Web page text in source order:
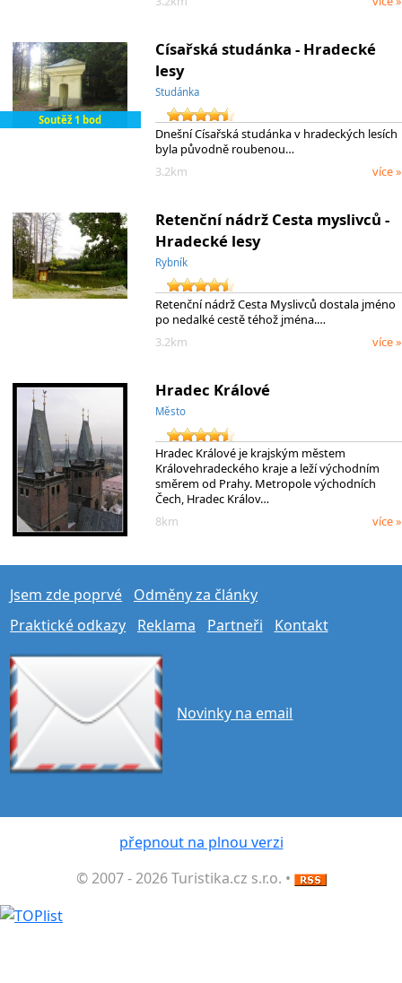
Soutěž 1 bod
Císařská studánka - Hradecké
lesy
Studánka
Dnešní Císařská studánka v hradeckých lesích
byla původně roubenou…
3.2km
více »
Retenční nádrž Cesta myslivců -
Hradecké lesy
Rybník
Retenční nádrž Cesta Myslivců dostala jméno
po nedalké cestě téhož jména.…
3.2km
více »
Hradec Králové
Město
Hradec Králové je krajským městem
Královehradeckého kraje a leží východním
směrem od Prahy. Metropole východních
Čech, Hradec Králov…
8km
více »
Jsem zde poprvé
Odměny za články
Praktické odkazy
Reklama Partneři Kontakt
Novinky na email
přepnout na plnou verzi
© 2007 - 2026 Turistika.cz s.r.o. •